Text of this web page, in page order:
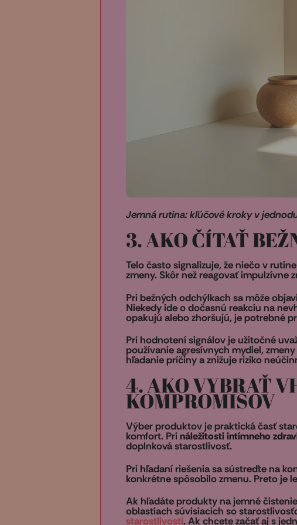
Jemná rutina: kľúčové kroky v
3. AKO ČÍTAŤ
Telo často signalizuje, že niečo v
zmeny. Skôr než reagovať impulzívne
Pri bežných odchýlkach sa môže
Niekedy ide o dočasnú reakciu na
opakujú alebo zhoršujú, je potrebné
Pri hodnotení signálov je užitočné
používanie agresívnych mydiel,
hľadanie príčiny a znižuje riziko
4. AKO VYBRAŤ
KOMPROMISOV
Výber produktov je praktická časť
komfort. Prináležitosti intímneho
doplnková starostlivosť.
Pri hľadaní riešenia sa sústreďte na
konkrétne spôsobilo zmenu. Preto je
Ak hľadáte produkty na jemné
oblastiach súvisiacich so
starostlivosti. Ak chcete začať aj s